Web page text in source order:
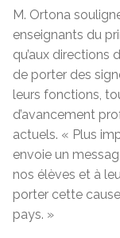
M. Ortona
enseignants du
qu’aux directions
de porter des
leurs fonctions,
d’avancement
actuels. « Plus
envoie un
nos élèves et à
porter cette
pays. »